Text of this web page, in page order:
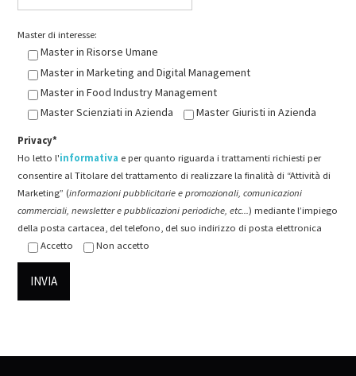
Master di interesse:
Master in Risorse Umane
Master in Marketing and Digital Management
Master in Food Industry Management
Master Scienziati in Azienda
Master Giuristi in Azienda
Privacy*
Ho letto l'informativa e per quanto riguarda i trattamenti richiesti per
consentire al Titolare del trattamento di realizzare la finalità di “Attività di
Marketing” (informazioni pubblicitarie e promozionali, comunicazioni
commerciali, newsletter e pubblicazioni periodiche, etc...) mediante l’impiego
della posta cartacea, del telefono, del suo indirizzo di posta elettronica
Accetto
Non accetto